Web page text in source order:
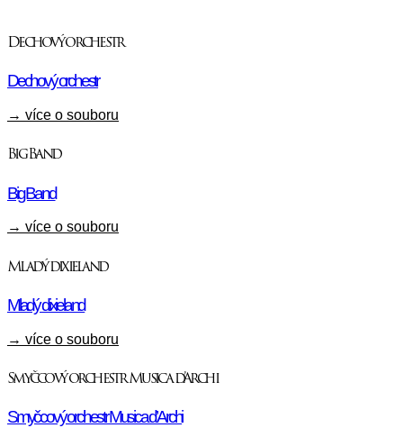
Dechový orchestr
Dechový orchestr
→ více o souboru
Big Band
Big Band
→ více o souboru
Mladý dixieland
Mladý dixieland
→ více o souboru
Smyčcový orchestr Musica d’Archi
Smyčcový orchestr Musica d’Archi